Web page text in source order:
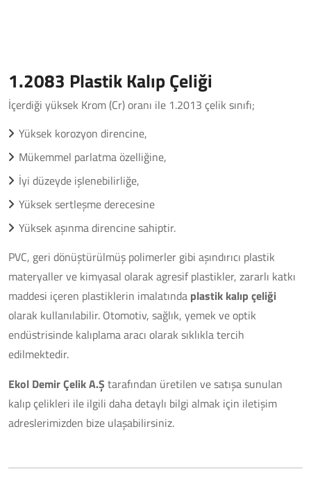
1.2083 Plastik Kalıp Çeliği
İçerdiği yüksek Krom (Cr) oranı ile 1.2013 çelik sınıfı;
Yüksek korozyon direncine,
Mükemmel parlatma özelliğine,
İyi düzeyde işlenebilirliğe,
Yüksek sertleşme derecesine
Yüksek aşınma direncine sahiptir.
PVC, geri dönüştürülmüş polimerler gibi aşındırıcı plastik
materyaller ve kimyasal olarak agresif plastikler, zararlı katkı
maddesi içeren plastiklerin imalatında plastik kalıp çeliği
olarak kullanılabilir. Otomotiv, sağlık, yemek ve optik
endüstrisinde kalıplama aracı olarak sıklıkla tercih
edilmektedir.
Ekol Demir Çelik A.Ş tarafından üretilen ve satışa sunulan
kalıp çelikleri ile ilgili daha detaylı bilgi almak için iletişim
adreslerimizden bize ulaşabilirsiniz.